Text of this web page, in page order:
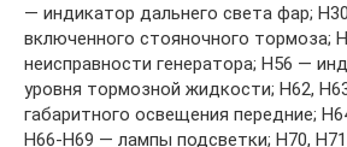
— индикатор дальнего света фар;
включенного стояночного тормоза;
неисправности генератора; Н56 —
уровня тормозной жидкости; Н62,
габаритного освещения передние;
Н66-Н69 — лампы подсветки; Н70,